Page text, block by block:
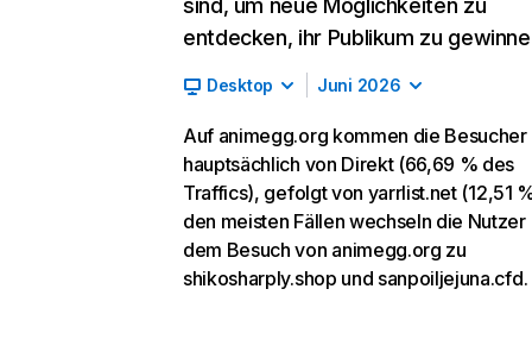
sind, um neue Möglichkeiten zu
entdecken, ihr Publikum zu
Desktop Juni 2026
Auf animegg.org kommen die Besucher
hauptsächlich von Direkt (66,69 % des
Traffics), gefolgt von yarrlist.net (12,51
den meisten Fällen wechseln die Nutzer
dem Besuch von animegg.org zu
shikosharply.shop und sanpoiljejuna.cfd.